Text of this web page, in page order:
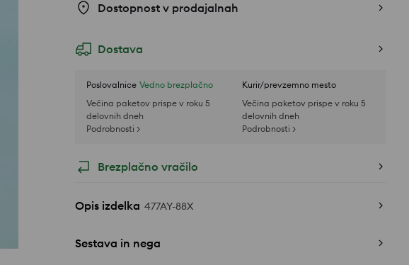
Dostopnost v prodajalnah
Dostava
Poslovalnice Vedno brezplačno
Večina paketov prispe v roku 5
delovnih dneh
Podrobnosti >
Kurir/prevzemno mesto
Večina paketov prispe v roku 5
delovnih dneh
Podrobnosti >
Brezplačno vračilo
Opis izdelka 477AY-88X
Sestava in nega